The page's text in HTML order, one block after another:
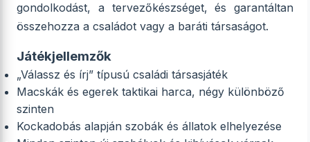
gondolkodást, a tervezőkészséget, és garantáltan
összehozza a családot vagy a baráti társaságot.
Játékjellemzők
„Válassz és írj” típusú családi társasjáték
Macskák és egerek taktikai harca, négy különböző
szinten
Kockadobás alapján szobák és állatok elhelyezése